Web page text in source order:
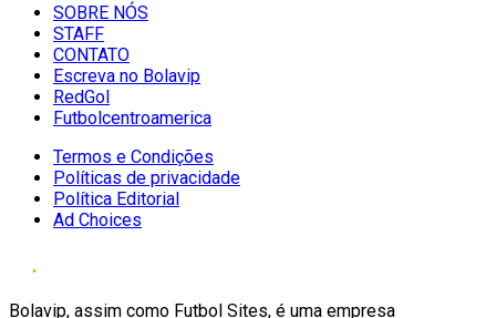
SOBRE NÓS
STAFF
CONTATO
Escreva no Bolavip
RedGol
Futbolcentroamerica
Termos e Condições
Políticas de privacidade
Política Editorial
Ad Choices
Bolavip, assim como Futbol Sites, é uma empresa